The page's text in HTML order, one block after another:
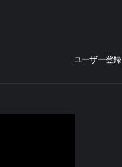
ユーザー登録